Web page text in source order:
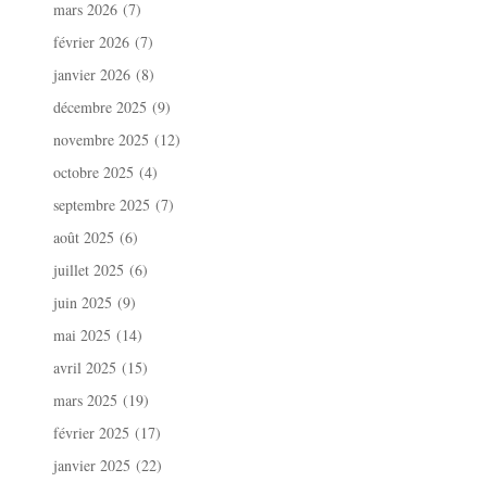
mars 2026 (7)
février 2026 (7)
janvier 2026 (8)
décembre 2025 (9)
novembre 2025 (12)
octobre 2025 (4)
septembre 2025 (7)
août 2025 (6)
juillet 2025 (6)
juin 2025 (9)
mai 2025 (14)
avril 2025 (15)
mars 2025 (19)
février 2025 (17)
janvier 2025 (22)